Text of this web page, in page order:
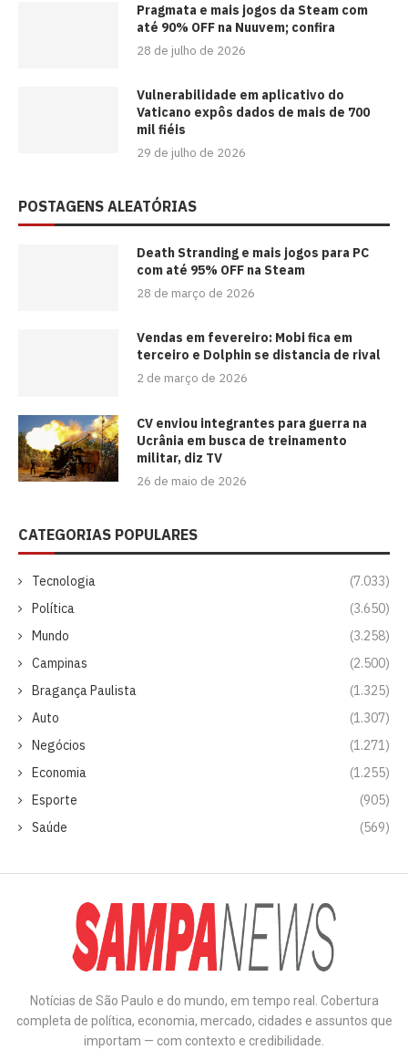
Pragmata e mais jogos da Steam com
até 90% OFF na Nuuvem; confira
28 de julho de 2026
Vulnerabilidade em aplicativo do
Vaticano expôs dados de mais de 700
mil fiéis
29 de julho de 2026
POSTAGENS ALEATÓRIAS
Death Stranding e mais jogos para PC
com até 95% OFF na Steam
28 de março de 2026
Vendas em fevereiro: Mobi fica em
terceiro e Dolphin se distancia de rival
2 de março de 2026
CV enviou integrantes para guerra na
Ucrânia em busca de treinamento
militar, diz TV
26 de maio de 2026
CATEGORIAS POPULARES
Tecnologia
(7.033)
Política
(3.650)
Mundo
(3.258)
Campinas
(2.500)
Bragança Paulista
(1.325)
Auto
(1.307)
Negócios
(1.271)
Economia
(1.255)
Esporte
(905)
Saúde
(569)
Notícias de São Paulo e do mundo, em tempo real. Cobertura
completa de política, economia, mercado, cidades e assuntos que
importam — com contexto e credibilidade.